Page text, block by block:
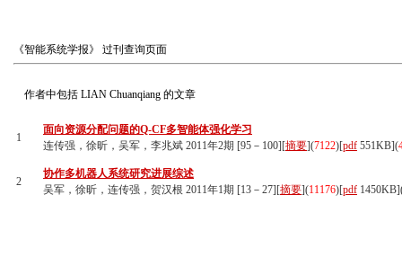
《智能系统学报》 过刊查询页面
作者中包括 LIAN Chuanqiang 的文章
1
面向资源分配问题的Q-CF多智能体强化学习
连传强，徐昕，吴军，李兆斌 2011年2期 [95－100][摘要](7122)[pdf 551KB](
2
协作多机器人系统研究进展综述
吴军，徐昕，连传强，贺汉根 2011年1期 [13－27][摘要](11176)[pdf 1450KB]